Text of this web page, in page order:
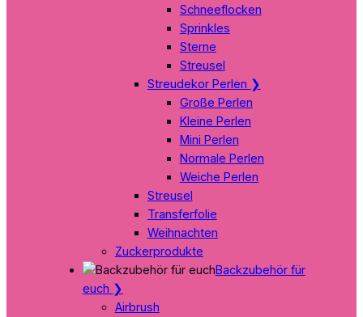
Schneeflocken
Sprinkles
Sterne
Streusel
Streudekor Perlen ❯
Große Perlen
Kleine Perlen
Mini Perlen
Normale Perlen
Weiche Perlen
Streusel
Transferfolie
Weihnachten
Zuckerprodukte
Backzubehör für
euch ❯
Airbrush